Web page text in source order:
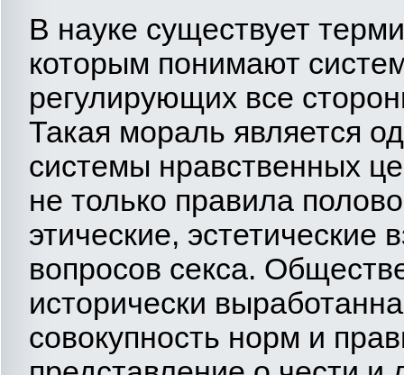
В науке существует
которым понимают
регулирующих все
Такая мораль является
системы нравственных
не только правила
этические,
вопросов секса.
исторически
совокупность норм и